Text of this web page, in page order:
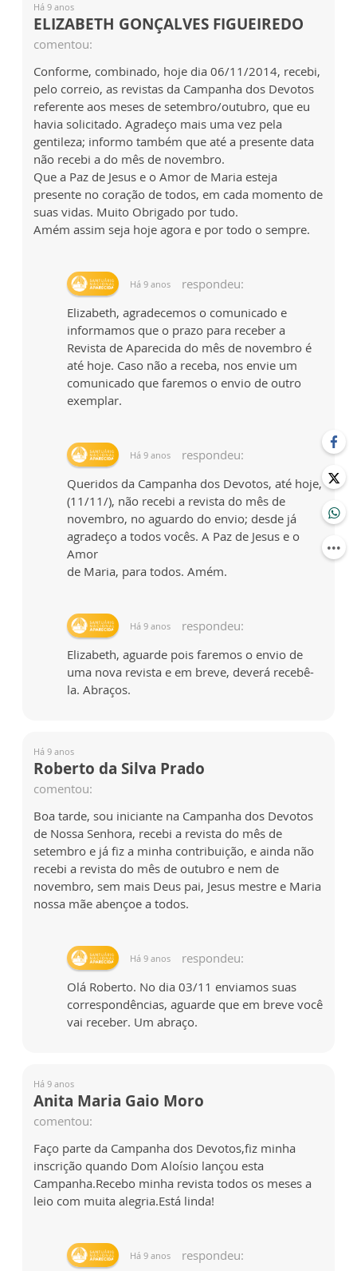
Há 9 anos
ELIZABETH GONÇALVES FIGUEIREDO
comentou:
Conforme, combinado, hoje dia 06/11/2014, recebi,
pelo correio, as revistas da Campanha dos Devotos
referente aos meses de setembro/outubro, que eu
havia solicitado. Agradeço mais uma vez pela
gentileza; informo também que até a presente data
não recebi a do mês de novembro.
Que a Paz de Jesus e o Amor de Maria esteja
presente no coração de todos, em cada momento de
suas vidas. Muito Obrigado por tudo.
Amém assim seja hoje agora e por todo o sempre.
Há 9 anos
respondeu:
Elizabeth, agradecemos o comunicado e
informamos que o prazo para receber a
Revista de Aparecida do mês de novembro é
até hoje. Caso não a receba, nos envie um
comunicado que faremos o envio de outro
exemplar.
Há 9 anos
respondeu:
Queridos da Campanha dos Devotos, até hoje,
(11/11/), não recebi a revista do mês de
novembro, no aguardo do envio; desde já
agradeço a todos vocês. A Paz de Jesus e o
Amor
de Maria, para todos. Amém.
Há 9 anos
respondeu:
Elizabeth, aguarde pois faremos o envio de
uma nova revista e em breve, deverá recebê-
la. Abraços.
Há 9 anos
Roberto da Silva Prado
comentou:
Boa tarde, sou iniciante na Campanha dos Devotos
de Nossa Senhora, recebi a revista do mês de
setembro e já fiz a minha contribuição, e ainda não
recebi a revista do mês de outubro e nem de
novembro, sem mais Deus pai, Jesus mestre e Maria
nossa mãe abençoe a todos.
Há 9 anos
respondeu:
Olá Roberto. No dia 03/11 enviamos suas
correspondências, aguarde que em breve você
vai receber. Um abraço.
Há 9 anos
Anita Maria Gaio Moro
comentou:
Faço parte da Campanha dos Devotos,fiz minha
inscrição quando Dom Aloísio lançou esta
Campanha.Recebo minha revista todos os meses a
leio com muita alegria.Está linda!
Há 9 anos respondeu: